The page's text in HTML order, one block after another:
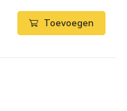
Toevoegen